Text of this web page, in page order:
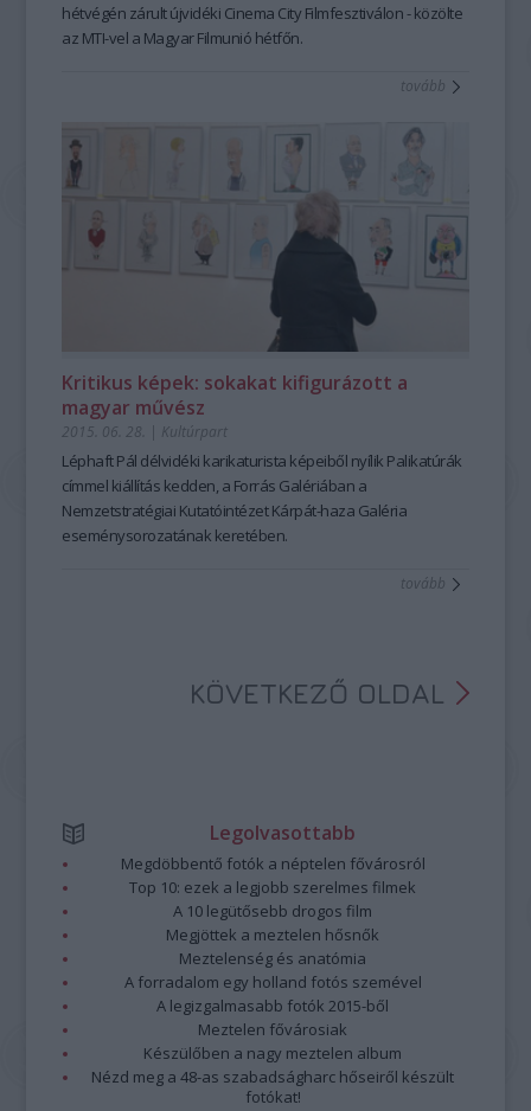
hétvégén zárult újvidéki Cinema City Filmfesztiválon- közölte
az MTI-vel a Magyar Filmunió hétfőn.
tovább
Kritikus képek: sokakat kifigurázott a
magyar művész
2015. 06. 28. | Kultúrpart
Léphaft Pál délvidéki karikaturista képeiből nyílik Palikatúrák
címmel kiállítás kedden, a Forrás Galériában a
Nemzetstratégiai Kutatóintézet Kárpát-haza Galéria
eseménysorozatának keretében.
tovább
KÖVETKEZŐ OLDAL
Legolvasottabb
Megdöbbentő fotók a néptelen fővárosról
Top 10: ezek a legjobb szerelmes filmek
A 10 legütősebb drogos film
Megjöttek a meztelen hősnők
Meztelenség és anatómia
A forradalom egy holland fotós szemével
A legizgalmasabb fotók 2015-ből
Meztelen fővárosiak
Készülőben a nagy meztelen album
Nézd meg a 48-as szabadságharc hőseiről készült
fotókat!